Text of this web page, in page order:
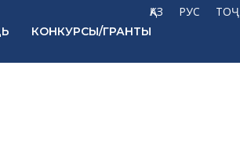
ҚАЗ РУС ТОҶ
КОНКУРСЫ/ГРАНТЫ